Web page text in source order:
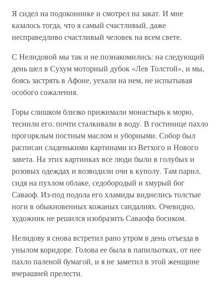
Я сидел на подоконнике и смотрел на закат. И мне
казалось тогда, что я самый счастливый, даже
несправедливо счастливый человек на всем свете.
С Нелидовой мы так и не познакомились: на следующий
день шел в Сухум моторный дубок «Лев Толстой», и мы,
боясь застрять в Афоне, уехали на нем, не испытывая
особого сожаления.
Горы слишком близко прижимали монастырь к морю,
теснили его, почти сталкивали в воду. В гостинице пахло
прогорклым постным маслом и уборными. Собор был
расписан сладенькими картинами из Ветхого и Нового
завета. На этих картинках все люди были в голубых и
розовых одеждах и возводили очи к куполу. Там парил,
сидя на пухлом облаке, седобородый и хмурый бог
Саваоф. Из-под подола его хламиды виднелись толстые
ноги в обыкновенных кожаных сандалиях. Очевидно,
художник не решился изобразить Саваофа босиком.
Нелидову я снова встретил рано утром в день отъезда в
унылом коридоре. Голова ее была в папильотках, от нее
пахло паленой бумагой, и я не заметил в этой женщине
вчерашней прелести.